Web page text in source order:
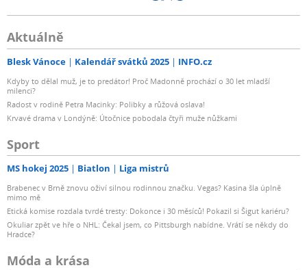
Aktuálně
Blesk Vánoce Kalendář svátků 2025 INFO.cz
Kdyby to dělal muž, je to predátor! Proč Madonně prochází o 30 let mladší
milenci?
Radost v rodině Petra Macinky: Polibky a růžová oslava!
Krvavé drama v Londýně: Útočnice pobodala čtyři muže nůžkami
Sport
MS hokej 2025 Biatlon Liga mistrů
Brabenec v Brně znovu oživí silnou rodinnou značku. Vegas? Kasina šla úplně
mimo mě
Etická komise rozdala tvrdé tresty: Dokonce i 30 měsíců! Pokazil si Šigut kariéru?
Okuliar zpět ve hře o NHL: Čekal jsem, co Pittsburgh nabídne. Vrátí se někdy do
Hradce?
Móda a krása